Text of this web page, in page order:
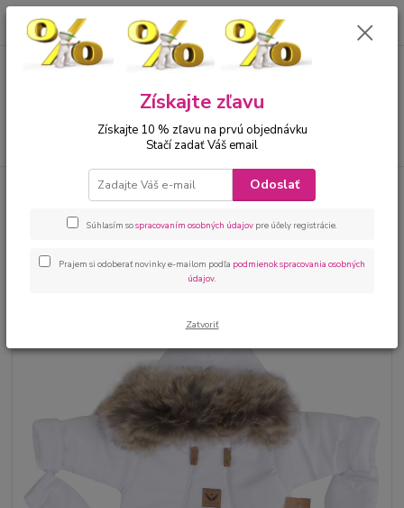
00421 905 612848 za0 €
Kojenecké kombinézy
Kojenecká zimná kombinéza s
kožušinkou biela
Kojenecká zimná kombinéza s
kožušinkou biela
Získajte zľavu
Získajte 10 % zľavu na prvú objednávku
Stačí zadať Váš email
Odoslať
Súhlasím sospracovaním osobných údajov pre účely registrácie.
Prajem si odoberať novinky e-mailom podľa podmienok spracovania osobných
údajov.
Zatvoriť